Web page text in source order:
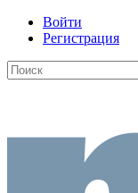
Войти
Регистрация